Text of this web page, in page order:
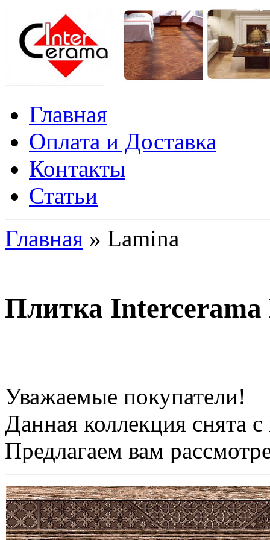
Главная
Оплата и Доставка
Контакты
Статьи
Главная » Lamina
Плитка Intercerama
Уважаемые покупатели!
Данная коллекция снята с
Предлагаем вам